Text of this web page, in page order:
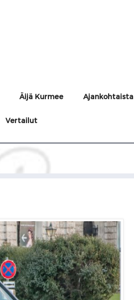
Äijä Kurmee Ajankohtaista
Vertailut